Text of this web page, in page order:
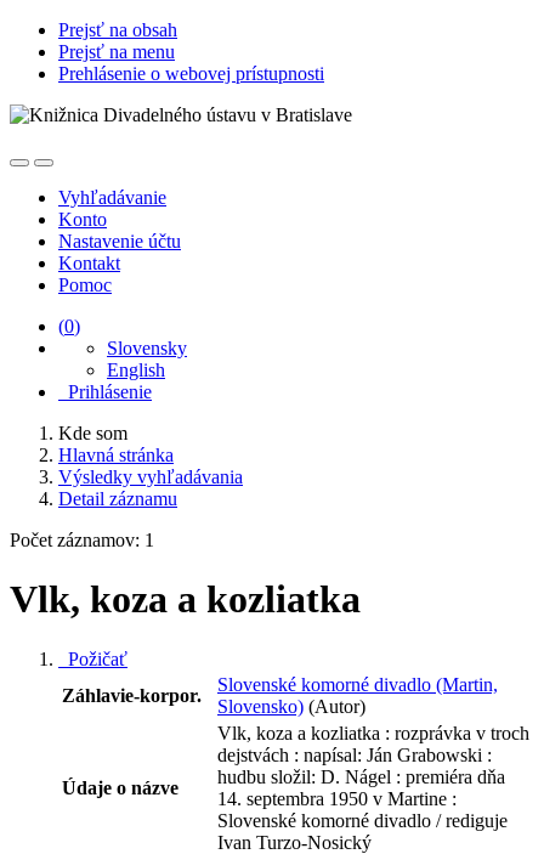
Prejsť na obsah
Prejsť na menu
Prehlásenie o webovej prístupnosti
Vyhľadávanie
Konto
Nastavenie účtu
Kontakt
Pomoc
(0)
Slovensky
English
Prihlásenie
Kde som
Hlavná stránka
Výsledky vyhľadávania
Detail záznamu
Počet záznamov: 1
Vlk, koza a kozliatka
Požičať
Záhlavie-korpor.
Slovenské komorné divadlo (Martin,
Slovensko) (Autor)
Údaje o názve
Vlk, koza a kozliatka : rozprávka v troch
dejstvách : napísal: Ján Grabowski :
hudbu složil: D. Nágel : premiéra dňa
14. septembra 1950 v Martine :
Slovenské komorné divadlo / rediguje
Ivan Turzo-Nosický